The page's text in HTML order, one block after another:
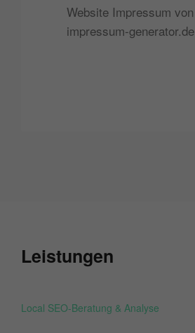
Website Impressum von
impressum-generator.de
Leistungen
Local SEO-Beratung & Analyse